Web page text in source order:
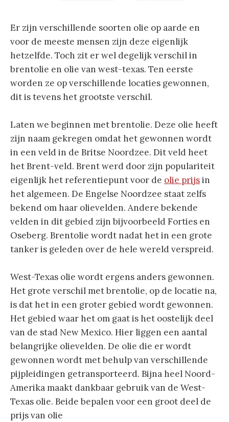
Er zijn verschillende soorten olie op aarde en
voor de meeste mensen zijn deze eigenlijk
hetzelfde. Toch zit er wel degelijk verschil in
brentolie en olie van west-texas. Ten eerste
worden ze op verschillende locaties gewonnen,
dit is tevens het grootste verschil.
Laten we beginnen met brentolie. Deze olie heeft
zijn naam gekregen omdat het gewonnen wordt
in een veld in de Britse Noordzee. Dit veld heet
het Brent-veld. Brent werd door zijn populariteit
eigenlijk het referentiepunt voor de olie prijsin
het algemeen. De Engelse Noordzee staat zelfs
bekend om haar olievelden. Andere bekende
velden in dit gebied zijn bijvoorbeeld Forties en
Oseberg. Brentolie wordt nadat het in een grote
tanker is geleden over de hele wereld verspreid.
West-Texas olie wordt ergens anders gewonnen.
Het grote verschil met brentolie, op de locatie na,
is dat het in een groter gebied wordt gewonnen.
Het gebied waar het om gaat is het oostelijk deel
van de stad New Mexico. Hier liggen een aantal
belangrijke olievelden. De olie die er wordt
gewonnen wordt met behulp van verschillende
pijpleidingen getransporteerd. Bijna heel Noord-
Amerika maakt dankbaar gebruik van de West-
Texas olie. Beide bepalen voor een groot deel de
prijs van olie